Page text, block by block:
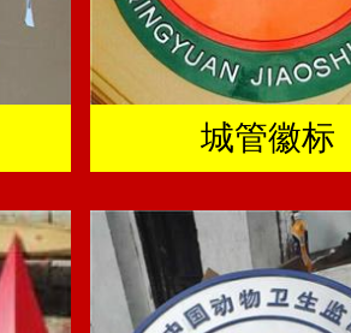
城管徽标